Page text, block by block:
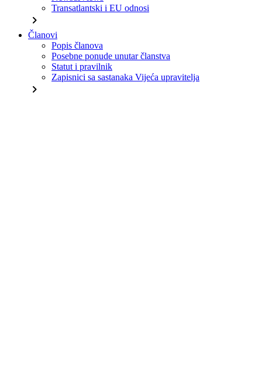
Transatlantski i EU odnosi
chevron_right
Članovi
Popis članova
Posebne ponude unutar članstva
Statut i pravilnik
Zapisnici sa sastanaka Vijeća upravitelja
chevron_right